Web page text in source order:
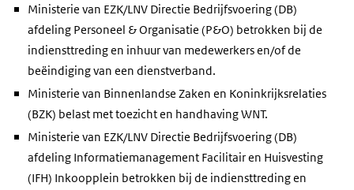
Ministerie van EZK/LNV Directie Bedrijfsvoering (DB)
afdeling Personeel & Organisatie (P&O) betrokken bij de
indiensttreding en inhuur van medewerkers en/of de
beëindiging van een dienstverband.
Ministerie van Binnenlandse Zaken en Koninkrijksrelaties
(BZK) belast met toezicht en handhaving WNT.
Ministerie van EZK/LNV Directie Bedrijfsvoering (DB)
afdeling Informatiemanagement Facilitair en Huisvesting
(IFH) Inkoopplein betrokken bij de indiensttreding en